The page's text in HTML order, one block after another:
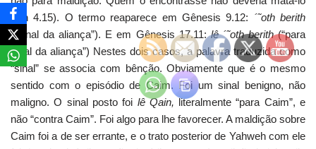
(Gn 4.15). O termo reaparece em Gênesis 9.12: ´˜oth berith
(“sinal da aliança”). E em Gênesis 17.11:lê ´˜oth berith(“para
sinal da aliança”) Nestes dois casos, a palavra traduzida como
“sinal” se associa com bênção. Obviamente que é o mesmo
sentido com o episódio de Caim. Foi um sinal benigno, não
maligno. O sinal posto foi lê Qain,literalmente “para Caim”, e
não “contra Caim”. Foi algo para lhe favorecer. A maldição sobre
Caim foi a de ser errante, e o trato posterior de Yahweh com ele